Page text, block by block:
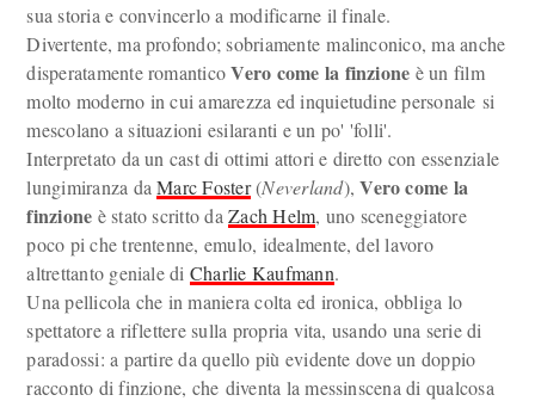
sua storia e convincerlo a modificarne il finale.
Divertente, ma profondo; sobriamente malinconico, ma anche
disperatamente romanticoVero come la finzione è un film
molto moderno in cui amarezza ed inquietudine personale si
mescolano a situazioni esilaranti e un po' 'folli'.
Interpretato da un cast di ottimi attori e diretto con essenziale
lungimiranza daMarc Foster(Neverland),Vero come la
finzione è stato scritto daZach Helm, uno sceneggiatore
poco pi che trentenne, emulo, idealmente, del lavoro
altrettanto geniale di Charlie Kaufmann.
Una pellicola che in maniera colta ed ironica, obbliga lo
spettatore a riflettere sulla propria vita, usando una serie di
paradossi: a partire da quello più evidente dove un doppio
racconto di finzione, che diventa la messinscena di qualcosa